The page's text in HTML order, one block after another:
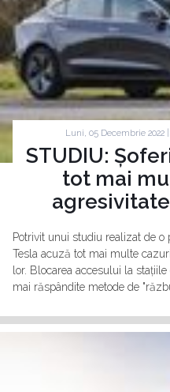
Luni, 05 Decembrie 2022 |
STUDIU:
tot mai
Potrivit unui studiu realizat de
Tesla acuză tot mai multe
lor. Blocarea accesului la
mai răspândite metode de